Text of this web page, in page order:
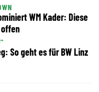
WM Kader: Diese
offen
So geht es für BW Linz